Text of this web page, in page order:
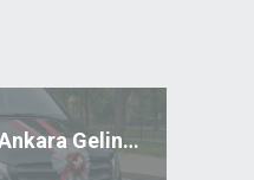
Fersa Turizm ile Ankara Gelin Arabası Kiralama